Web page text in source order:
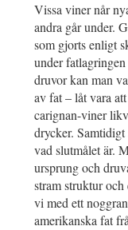
Vissa viner når
andra går under.
som gjorts enligt
under
druvor kan man
av fat – låt vara
carignan-viner
drycker.
vad slutmålet är.
ursprung och
stram struktur
vi med ett
amerikanska fat